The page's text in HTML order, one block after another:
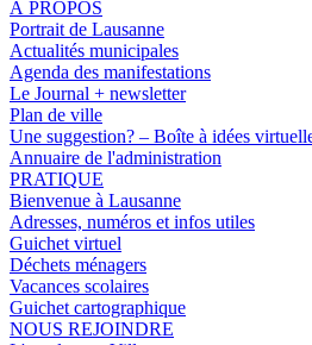
À PROPOS
Portrait de Lausanne
Actualités municipales
Agenda des manifestations
Le Journal + newsletter
Plan de ville
Une suggestion? – Boîte à idées
Annuaire de l'administration
PRATIQUE
Bienvenue à Lausanne
Adresses, numéros et infos utiles
Guichet virtuel
Déchets ménagers
Vacances scolaires
Guichet cartographique
NOUS REJOINDRE